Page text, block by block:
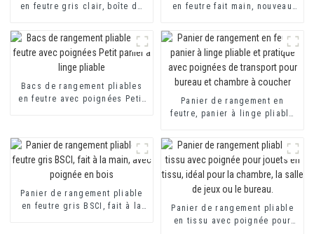
en feutre gris clair, boîte de
en feutre fait main, nouveau
Bacs de rangement pliables
en feutre avec poignées Petit
Panier de rangement en
feutre, panier à linge pliable
transport pour bureau et
chambre à coucher
Panier de rangement pliable
en feutre gris BSCI, fait à la
Panier de rangement pliable
en tissu avec poignée pour